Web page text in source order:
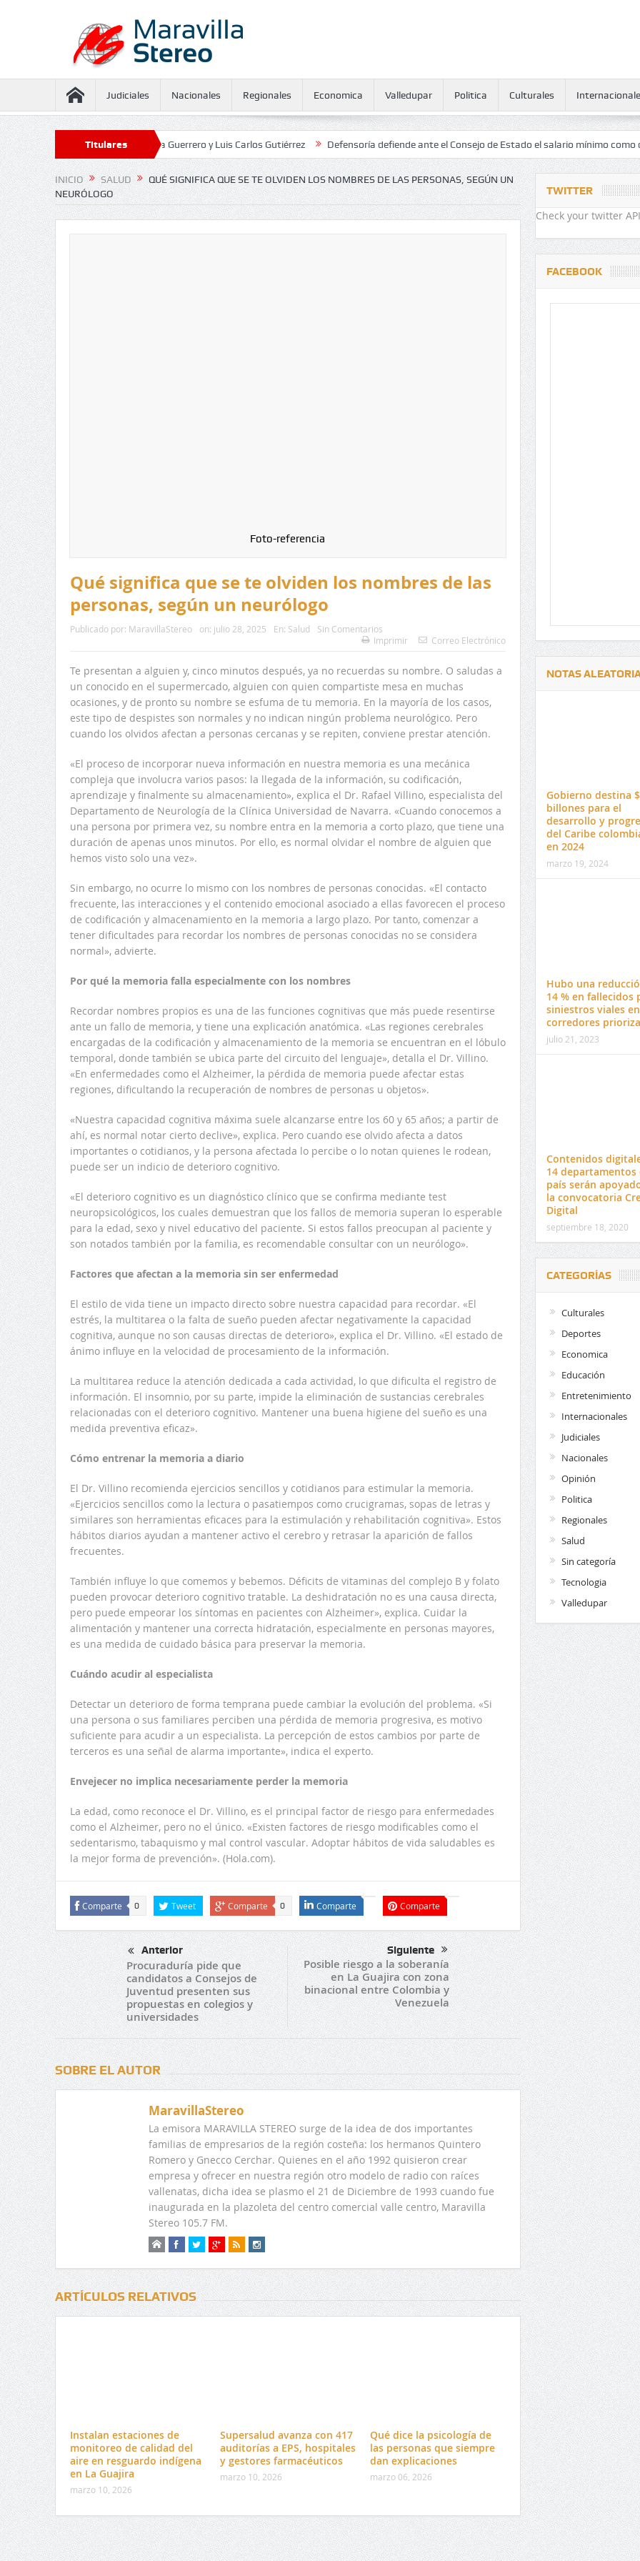
Judiciales Nacionales Regionales Economica Valledupar Politica Culturales
Titulares
contra Juliana Guerrero y Luis Carlos Gutiérrez Defensoría defiende ante el Consejo de Estado el salario mínimo como derecho
INICIO SALUD
QUÉ SIGNIFICA QUE SE TE OLVIDEN LOS NOMBRES DE LAS PERSONAS, SEGÚN UN
NEURÓLOGO
Foto-referencia
Qué significa que se te olviden los nombres de las
personas, según un neurólogo
Publicado por: MaravillaStereo on: julio 28, 2025 En: Salud
Sin Comentarios
Imprimir
Correo Electrónico
Te presentan a alguien y, cinco minutos después, ya no recuerdas su nombre. O saludas a
un conocido en el supermercado, alguien con quien compartiste mesa en muchas
ocasiones, y de pronto su nombre se esfuma de tu memoria. En la mayoría de los casos,
este tipo de despistes son normales y no indican ningún problema neurológico. Pero
cuando los olvidos afectan a personas cercanas y se repiten, conviene prestar atención.
«El proceso de incorporar nueva información en nuestra memoria es una mecánica
compleja que involucra varios pasos: la llegada de la información, su codificación,
aprendizaje y finalmente su almacenamiento», explica el Dr. Rafael Villino, especialista del
Departamento de Neurología de la Clínica Universidad de Navarra. «Cuando conocemos a
una persona por primera vez, su nombre entra en la memoria a corto plazo, que tiene una
duración de apenas unos minutos. Por ello, es normal olvidar el nombre de alguien que
hemos visto solo una vez».
Sin embargo, no ocurre lo mismo con los nombres de personas conocidas. «El contacto
frecuente, las interacciones y el contenido emocional asociado a ellas favorecen el proceso
de codificación y almacenamiento en la memoria a largo plazo. Por tanto, comenzar a
tener dificultades para recordar los nombres de personas conocidas no se considera
normal», advierte.
Por qué la memoria falla especialmente con los nombres
Recordar nombres propios es una de las funciones cognitivas que más puede resentirse
ante un fallo de memoria, y tiene una explicación anatómica. «Las regiones cerebrales
encargadas de la codificación y almacenamiento de la memoria se encuentran en el lóbulo
temporal, donde también se ubica parte del circuito del lenguaje», detalla el Dr. Villino.
«En enfermedades como el Alzheimer, la pérdida de memoria puede afectar estas
regiones, dificultando la recuperación de nombres de personas u objetos».
«Nuestra capacidad cognitiva máxima suele alcanzarse entre los 60 y 65 años; a partir de
ahí, es normal notar cierto declive», explica. Pero cuando ese olvido afecta a datos
importantes o cotidianos, y la persona afectada lo percibe o lo notan quienes le rodean,
puede ser un indicio de deterioro cognitivo.
«El deterioro cognitivo es un diagnóstico clínico que se confirma mediante test
neuropsicológicos, los cuales demuestran que los fallos de memoria superan lo esperable
para la edad, sexo y nivel educativo del paciente. Si estos fallos preocupan al paciente y
son notados también por la familia, es recomendable consultar con un neurólogo».
Factores que afectan a la memoria sin ser enfermedad
El estilo de vida tiene un impacto directo sobre nuestra capacidad para recordar. «El
estrés, la multitarea o la falta de sueño pueden afectar negativamente la capacidad
cognitiva, aunque no son causas directas de deterioro», explica el Dr. Villino. «El estado de
ánimo influye en la velocidad de procesamiento de la información.
La multitarea reduce la atención dedicada a cada actividad, lo que dificulta el registro de
información. El insomnio, por su parte, impide la eliminación de sustancias cerebrales
relacionadas con el deterioro cognitivo. Mantener una buena higiene del sueño es una
medida preventiva eficaz».
Cómo entrenar la memoria a diario
El Dr. Villino recomienda ejercicios sencillos y cotidianos para estimular la memoria.
«Ejercicios sencillos como la lectura o pasatiempos como crucigramas, sopas de letras y
similares son herramientas eficaces para la estimulación y rehabilitación cognitiva». Estos
hábitos diarios ayudan a mantener activo el cerebro y retrasar la aparición de fallos
frecuentes.
También influye lo que comemos y bebemos. Déficits de vitaminas del complejo B y folato
pueden provocar deterioro cognitivo tratable. La deshidratación no es una causa directa,
pero puede empeorar los síntomas en pacientes con Alzheimer», explica. Cuidar la
alimentación y mantener una correcta hidratación, especialmente en personas mayores,
es una medida de cuidado básica para preservar la memoria.
Cuándo acudir al especialista
Detectar un deterioro de forma temprana puede cambiar la evolución del problema. «Si
una persona o sus familiares perciben una pérdida de memoria progresiva, es motivo
suficiente para acudir a un especialista. La percepción de estos cambios por parte de
terceros es una señal de alarma importante», indica el experto.
Envejecer no implica necesariamente perder la memoria
La edad, como reconoce el Dr. Villino, es el principal factor de riesgo para enfermedades
como el Alzheimer, pero no el único. «Existen factores de riesgo modificables como el
sedentarismo, tabaquismo y mal control vascular. Adoptar hábitos de vida saludables es
la mejor forma de prevención». (Hola.com).
Comparte 0 Tweet Comparte 0 Comparte Comparte
Anterior
Procuraduría pide que
candidatos a Consejos de
Juventud presenten sus
propuestas en colegios y
universidades
Siguiente
Posible riesgo a la soberanía
en La Guajira con zona
binacional entre Colombia y
Venezuela
SOBRE EL AUTOR
MaravillaStereo
La emisora MARAVILLA STEREO surge de la idea de dos importantes
familias de empresarios de la región costeña: los hermanos Quintero
Romero y Gnecco Cerchar. Quienes en el año 1992 quisieron crear
empresa y ofrecer en nuestra región otro modelo de radio con raíces
vallenatas, dicha idea se plasmo el 21 de Diciembre de 1993 cuando fue
inaugurada en la plazoleta del centro comercial valle centro, Maravilla
Stereo 105.7 FM.
ARTÍCULOS RELATIVOS
Instalan estaciones de
monitoreo de calidad del
aire en resguardo indígena
en La Guajira
marzo 10, 2026
Supersalud avanza con 417
auditorías a EPS, hospitales
y gestores farmacéuticos
marzo 10, 2026
Qué dice la psicología de
las personas que siempre
dan explicaciones
marzo 06, 2026
TWITTER
Check your twitter
FACEBOOK
NOTAS
Gobierno destina
billones para el
desarrollo y
del Caribe
en 2024
marzo 19, 2024
Hubo una
14 % en fallecidos
siniestros viales
corredores
julio 21, 2023
Contenidos
14 departamentos
país serán
la convocatoria
Digital
septiembre 18, 2020
CATEGORÍAS
Culturales
Deportes
Economica
Educación
Entretenimiento
Internacionales
Judiciales
Nacionales
Opinión
Politica
Regionales
Salud
Sin categoría
Tecnologia
Valledupar
Delwin Jiménez, nuevo Contralor
Departamental del Cesar
El 17 de enero vence
venta de pines para
preuniversitario de la